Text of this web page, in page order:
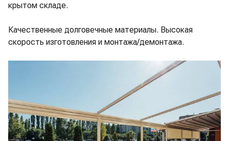
крытом складе.
Качественные долговечные материалы. Высокая
скорость изготовления и монтажа/демонтажа.